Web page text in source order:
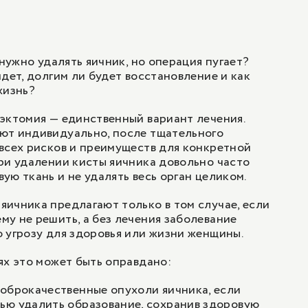
сложности)
технол
ведущий специалист
128 500 ₽
технол
ведущий специалист
152 900 ₽
1/2
удалять яичник, но операция пугает?
долгим ли будет восстановление и как
— единственный вариант лечения.
индивидуально, после тщательного
рисков и преимуществ для конкретной
удалении кисты яичника довольно часто
ткань и не удалять весь орган целиком.
предлагают только в том случае, если
не решить, а без лечения заболевание
угрозу для здоровья или жизни женщины.
это может быть оправдано:
опухоли яичника, если